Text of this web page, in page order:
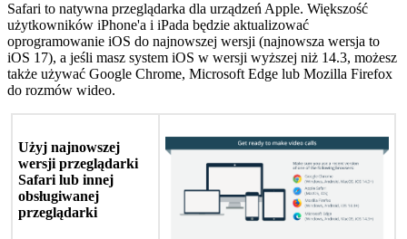
Safari to natywna przeglądarka dla urządzeń Apple. Większość
użytkowników iPhone'a i iPada będzie aktualizować
oprogramowanie iOS do najnowszej wersji (najnowsza wersja to
iOS 17), a jeśli masz system iOS w wersji wyższej niż 14.3, możesz
także używać Google Chrome, Microsoft Edge lub Mozilla Firefox
do rozmów wideo.
Użyj najnowszej
wersji przeglądarki
Safari lub innej
obsługiwanej
przeglądarki